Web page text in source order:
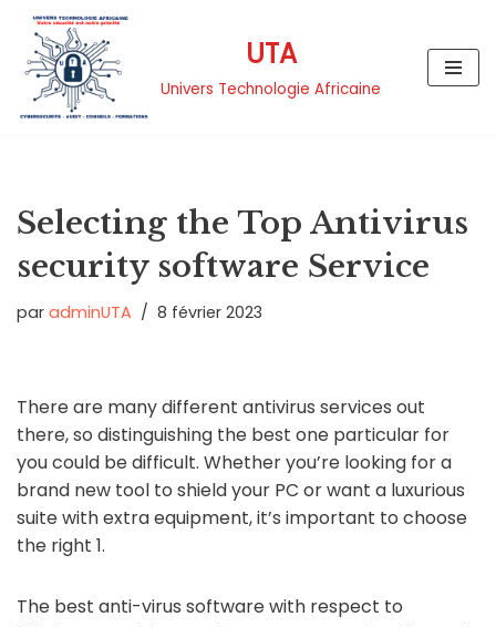
Aller
contenu
UTA
Univers Technologie Africaine
Selecting the Top Antivirus
security software Service
par adminUTA 8 février 2023
There are many different antivirus services out
there, so distinguishing the best one particular for
you could be difficult. Whether you’re looking for a
brand new tool to shield your PC or want a luxurious
suite with extra equipment, it’s important to choose
the right 1.
The best anti-virus software with respect to